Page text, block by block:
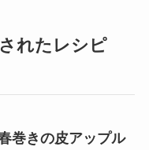
れたレシピ
巻きの皮アップル